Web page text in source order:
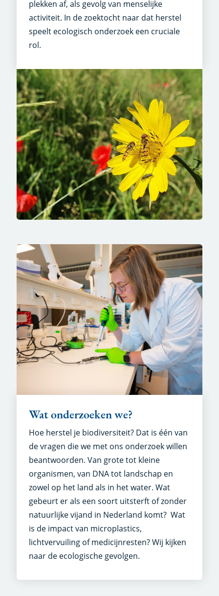
plekken af, als gevolg van menselijke
activiteit. In de zoektocht naar dat herstel
speelt ecologisch onderzoek een cruciale
rol.
Wat onderzoeken we?
Hoe herstel je biodiversiteit? Dat is één van
de vragen die we met ons onderzoek willen
beantwoorden. Van grote tot kleine
organismen, van DNA tot landschap en
zowel op het land als in het water. Wat
gebeurt er als een soort uitsterft of zonder
natuurlijke vijand in Nederland komt? Wat
is de impact van microplastics,
lichtvervuiling of medicijnresten? Wij kijken
naar de ecologische gevolgen.